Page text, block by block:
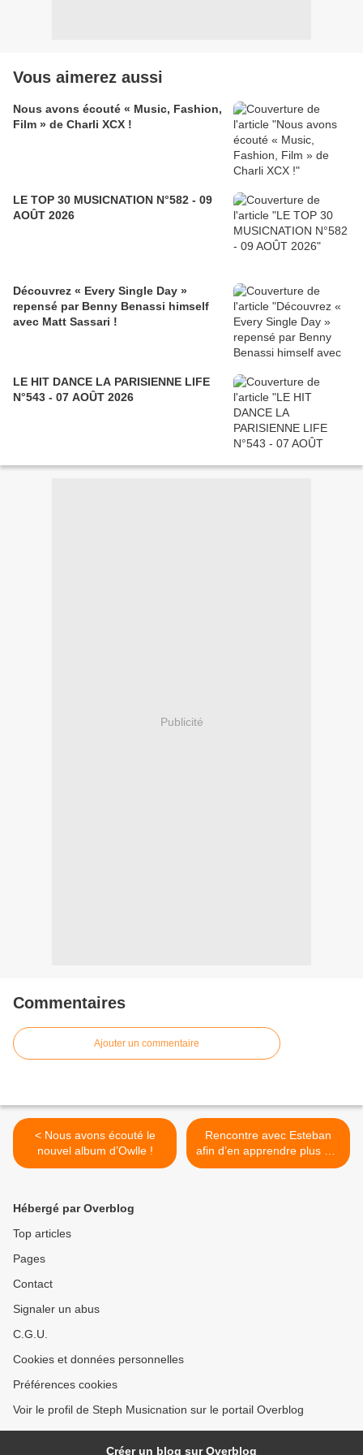
Vous aimerez aussi
Nous avons écouté « Music, Fashion,
Film » de Charli XCX !
LE TOP 30 MUSICNATION N°582 - 09
AOÛT 2026
Découvrez « Every Single Day »
repensé par Benny Benassi himself
avec Matt Sassari !
LE HIT DANCE LA PARISIENNE LIFE
N°543 - 07 AOÛT 2026
Publicité
Commentaires
Ajouter un commentaire
< Nous avons écouté le
nouvel album d’Owlle !
Rencontre avec Esteban
afin d’en apprendre plus sur
son « Business Show » ! >
Hébergé par Overblog
Top articles
Pages
Contact
Signaler un abus
C.G.U.
Cookies et données personnelles
Préférences cookies
Voir le profil de Steph Musicnation sur le portail Overblog
Créer un blog sur Overblog